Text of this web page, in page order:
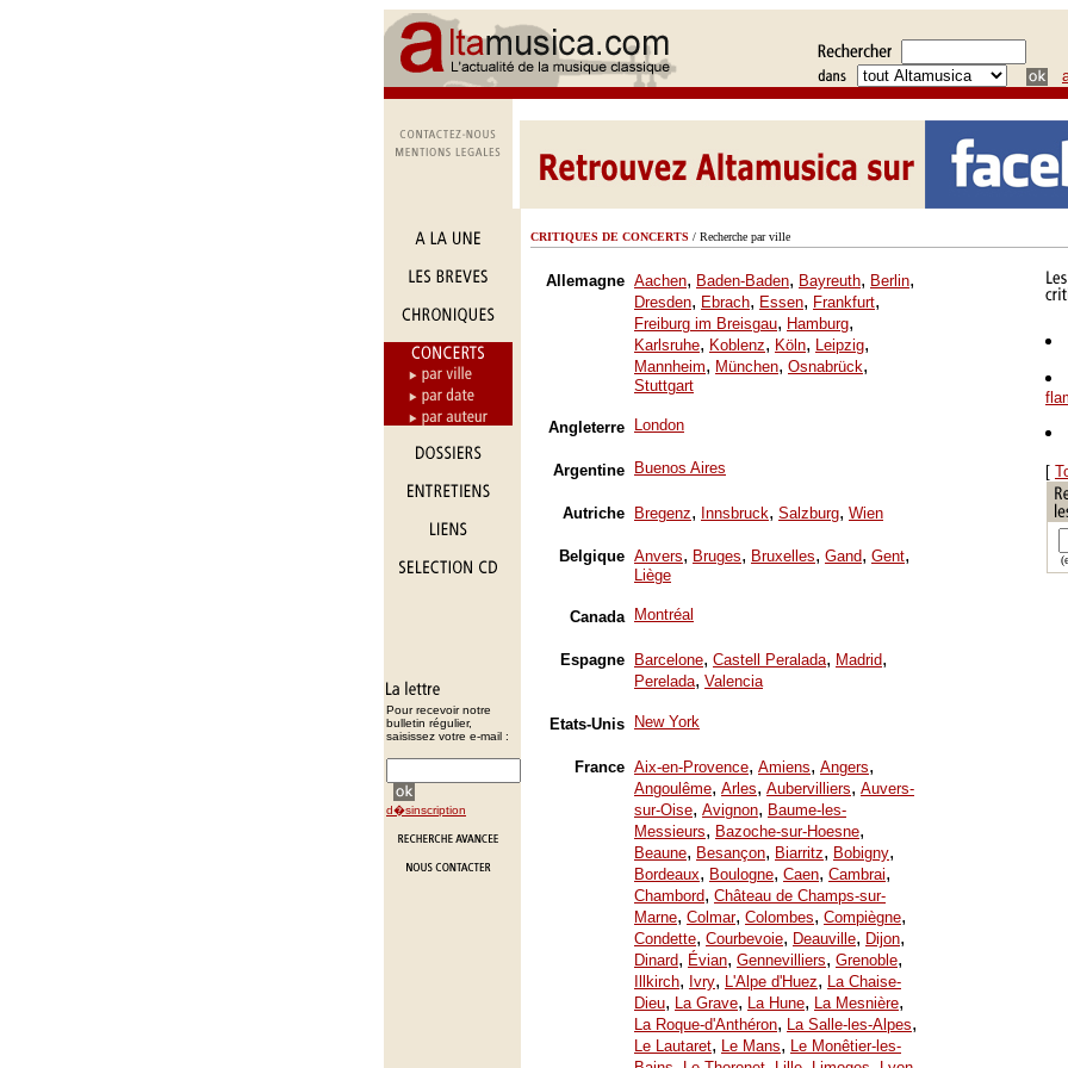
Pour recevoir notre
bulletin régulier,
saisissez votre e-mail :
d�sinscription
CRITIQUES DE CONCERTS / Recherche par ville
Allemagne Aachen, Baden-Baden, Bayreuth, Berlin,
Dresden, Ebrach, Essen, Frankfurt,
Freiburg im Breisgau, Hamburg,
Karlsruhe, Koblenz, Köln, Leipzig,
Mannheim, München, Osnabrück,
Stuttgart
Angleterre London
Argentine Buenos Aires
Autriche Bregenz, Innsbruck, Salzburg, Wien
Belgique Anvers, Bruges, Bruxelles, Gand, Gent,
Liège
Canada Montréal
Espagne Barcelone, Castell Peralada, Madrid,
Perelada, Valencia
Etats-Unis New York
France Aix-en-Provence, Amiens, Angers,
Angoulême, Arles, Aubervilliers, Auvers-
sur-Oise, Avignon, Baume-les-
Messieurs, Bazoche-sur-Hoesne,
Beaune, Besançon, Biarritz, Bobigny,
Bordeaux, Boulogne, Caen, Cambrai,
Chambord, Château de Champs-sur-
Marne, Colmar, Colombes, Compiègne,
Condette, Courbevoie, Deauville, Dijon,
Dinard, Évian, Gennevilliers, Grenoble,
Illkirch, Ivry, L'Alpe d'Huez, La Chaise-
Dieu, La Grave, La Hune, La Mesnière,
La Roque-d'Anthéron, La Salle-les-Alpes,
Le Lautaret, Le Mans, Le Monêtier-les-
[